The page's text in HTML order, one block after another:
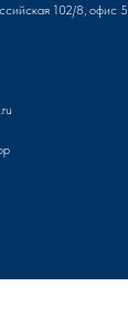
102/8, офис